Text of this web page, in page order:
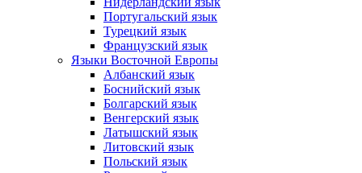
Португальский язык
Турецкий язык
Французский язык
Языки Восточной Европы
Албанский язык
Боснийский язык
Болгарский язык
Венгерский язык
Латышский язык
Литовский язык
Польский язык